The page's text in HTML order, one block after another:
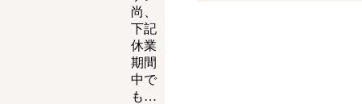
尚、
下記
休業
期間
中で
も…